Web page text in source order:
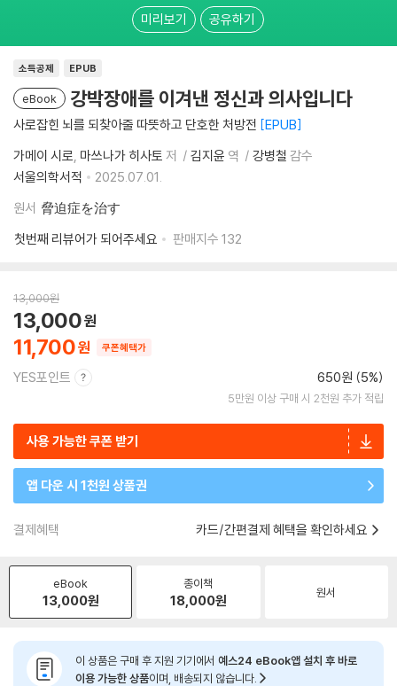
미리보기 공유하기
소득공제 EPUB
eBook 강박장애를 이겨낸 정신과 의사입니다
사로잡힌 뇌를 되찾아줄 따뜻하고 단호한 처방전 EPUB
가메이 시로 마쓰나가 히사토 저 김지윤 역 강병철 감수
서울의학서적
2025.07.01.
원서 脅迫症を治す
첫번째 리뷰어가 되어주세요
판매지수 132
13,000원
11,700
13,000
쿠폰혜택가
YES포인트 650원 (5%)
5만원 이상 구매 시 2천원 추가 적립
사용 가능한 쿠폰 받기
앱 다운 시 1천원 상품권
결제혜택 카드/간편결제 혜택을 확인하세요
eBook
13,000원
종이책
18,000원 원서
이 상품은 구매 후 지원 기기에서 예스24 eBook앱 설치 후 바로
이용 가능한 상품이며, 배송되지 않습니다.